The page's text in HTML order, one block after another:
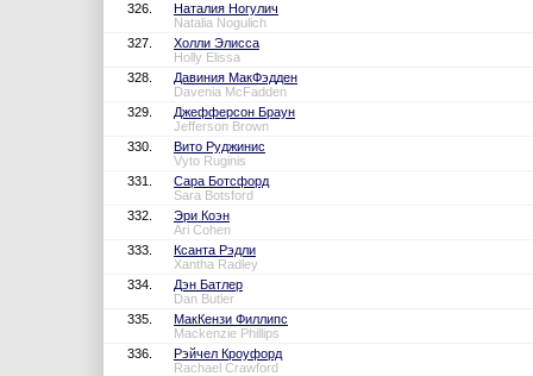
326.
Наталия Ногулич
Natalia Nogulich
327.
Холли Элисса
Holly Elissa
328.
Давиния МакФэдден
Davenia McFadden
329.
Джефферсон Браун
Jefferson Brown
330.
Вито Руджинис
Vyto Ruginis
331.
Сара Ботсфорд
Sara Botsford
332.
Эри Коэн
Ari Cohen
333.
Ксанта Рэдли
Xantha Radley
334.
Дэн Батлер
Dan Butler
335.
МакКензи Филлипс
Mackenzie Phillips
336.
Рэйчел Кроуфорд
Rachael Crawford